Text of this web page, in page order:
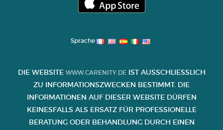
Sprache
DIE WEBSITE WWW.CARENITY.DEIST AUSSCHLIESSLICH Z
U INFORMATIONSZWECKEN BESTIMMT. DIE I
NFORMATIONEN AUF DIESER WEBSITE DÜRFEN K
EINESFALLS ALS ERSATZ FÜR PROFESSIONELLE B
ERATUNG ODER BEHANDLUNG DURCH EINEN A